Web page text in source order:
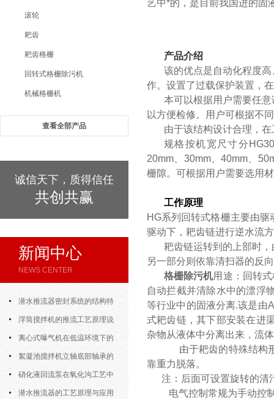
滚轮
耙齿
耙齿格栅
回转式格栅除污机
机械格栅机
查看全部产品
诚信天下，质得信任
共创共赢
新闻中心
NEWS CENTER
潜水推流器密封系统的结构特
点与渗漏故障处理
浮筒搅拌机的推流工艺原理说
明 离心式曝气机在低温环境下的
运行特性与防冻措施
絮凝池搅拌机立轴底部轴承的
密封防水与免维护设计
硝化液回流泵在氧化沟工艺中
的布置位置对回流效果的影响
潜水推流器的工艺原理与应用
艺中*的，是目前我国进的固
产品介绍
该的优点是自动化程度
作。设置了过载保护装置，
本可以根据用户需要任
以方便检修。用户可根据不
由于该结构设计合理，
规格按机宽尺寸分
20mm、30mm、40mm、
栅隙。可根据用户需要选用
工作原理
HG系列回转式格栅主要由
驱动下，耙齿链进行逆水流
耙齿链运转到的上部时
另一部分则依靠清扫器的反
格栅除污机用途：回转
自动拦截并清除水中的漂浮
等行业中的固液分离.该是由
式耙齿链，其下部安装在进
杂物从液体中分离出来，流
由于耙齿的特殊结构形
靠重力脱落。
注：后面可设置旋转的清
电气控制 常规为手动控